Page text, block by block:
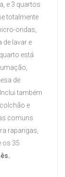
e 3 quartos
totalmente
ondas,
de lavar e
está
de
também
e
comuns
raparigas,
os 35